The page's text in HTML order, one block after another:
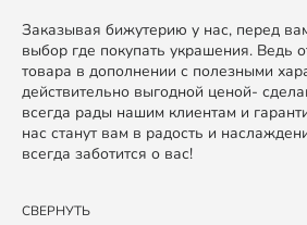
Заказывая бижутерию у нас, перед
выбор где покупать украшения. Ведь
товара в дополнении с полезными
действительно выгодной ценой-
всегда рады нашим клиентам и
нас станут вам в радость и
всегда заботится о вас!
СВЕРНУТЬ